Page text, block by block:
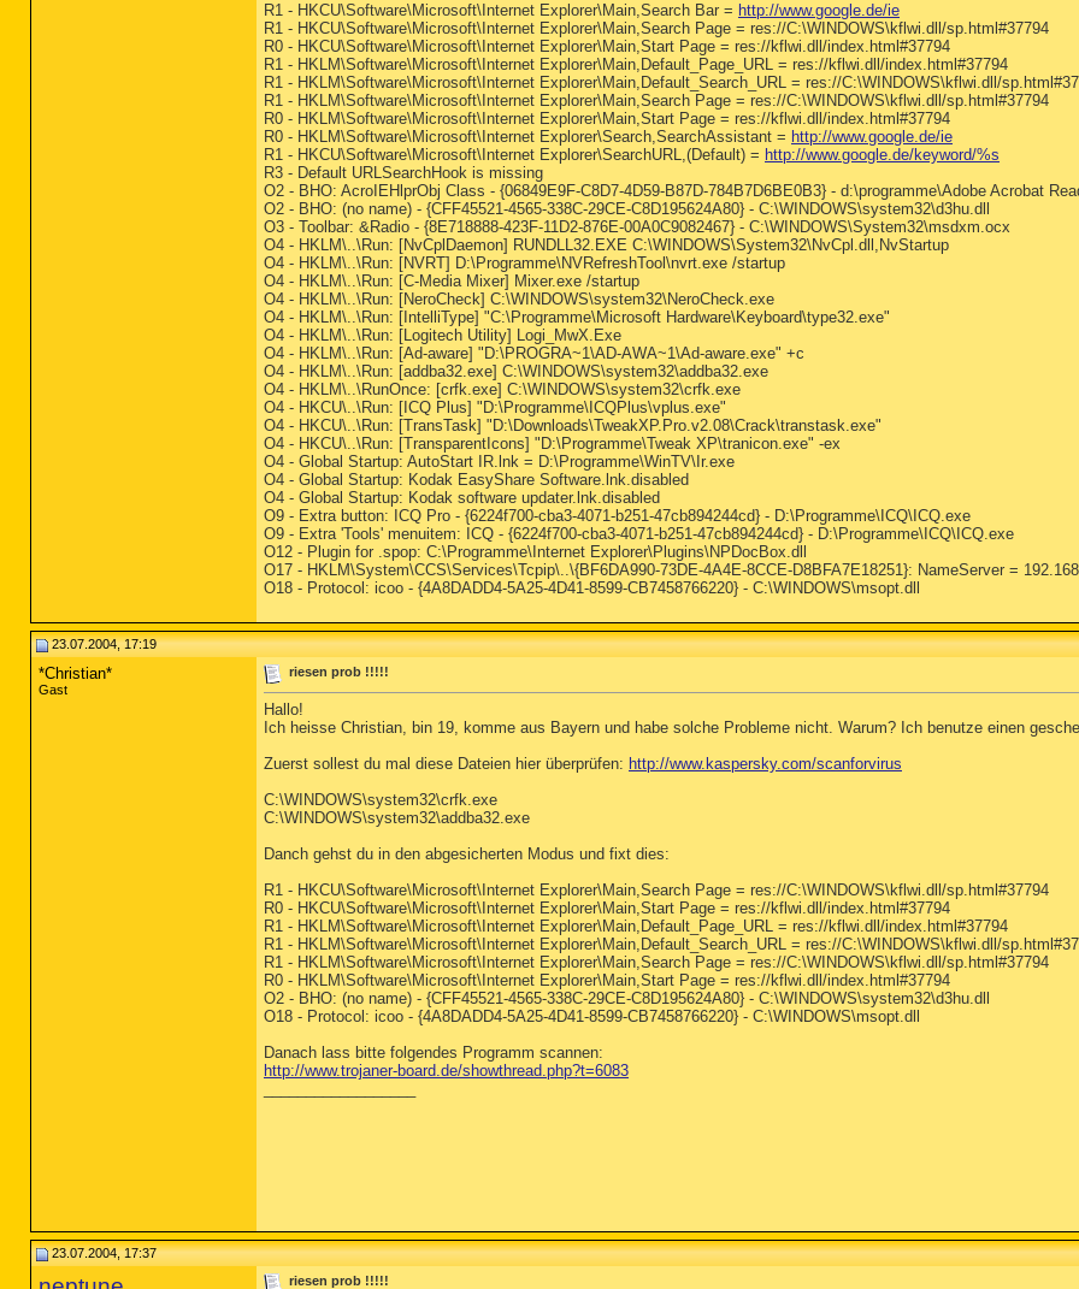
R1 - HKCU\Software\Microsoft\Internet Explorer\Main,Search Bar = http://www.google.de/ie
R1 - HKCU\Software\Microsoft\Internet Explorer\Main,Search Page = res://C:\WINDOWS\kflwi.dll/sp.html#37794
R0 - HKCU\Software\Microsoft\Internet Explorer\Main,Start Page = res://kflwi.dll/index.html#37794
R1 - HKLM\Software\Microsoft\Internet Explorer\Main,Default_Page_URL = res://kflwi.dll/index.html#37794
R1 - HKLM\Software\Microsoft\Internet Explorer\Main,Default_Search_URL = res://C:\WINDOWS\kflwi.dll/
R1 - HKLM\Software\Microsoft\Internet Explorer\Main,Search Page = res://C:\WINDOWS\kflwi.dll/sp.html#37794
R0 - HKLM\Software\Microsoft\Internet Explorer\Main,Start Page = res://kflwi.dll/index.html#37794
R0 - HKLM\Software\Microsoft\Internet Explorer\Search,SearchAssistant = http://www.google.de/ie
R1 - HKCU\Software\Microsoft\Internet Explorer\SearchURL,(Default) = http://www.google.de/keyword/%s
R3 - Default URLSearchHook is missing
O2 - BHO: AcroIEHlprObj Class - {06849E9F-C8D7-4D59-B87D-784B7D6BE0B3} - d:\programme\Adobe Acrobat
O2 - BHO: (no name) - {CFF45521-4565-338C-29CE-C8D195624A80} - C:\WINDOWS\system32\d3hu.dll
O3 - Toolbar: &Radio - {8E718888-423F-11D2-876E-00A0C9082467} - C:\WINDOWS\System32\msdxm.ocx
O4 - HKLM\..\Run: [NvCplDaemon] RUNDLL32.EXE C:\WINDOWS\System32\NvCpl.dll,NvStartup
O4 - HKLM\..\Run: [NVRT] D:\Programme\NVRefreshTool\nvrt.exe /startup
O4 - HKLM\..\Run: [C-Media Mixer] Mixer.exe /startup
O4 - HKLM\..\Run: [NeroCheck] C:\WINDOWS\system32\NeroCheck.exe
O4 - HKLM\..\Run: [IntelliType] "C:\Programme\Microsoft Hardware\Keyboard\type32.exe"
O4 - HKLM\..\Run: [Logitech Utility] Logi_MwX.Exe
O4 - HKLM\..\Run: [Ad-aware] "D:\PROGRA~1\AD-AWA~1\Ad-aware.exe" +c
O4 - HKLM\..\Run: [addba32.exe] C:\WINDOWS\system32\addba32.exe
O4 - HKLM\..\RunOnce: [crfk.exe] C:\WINDOWS\system32\crfk.exe
O4 - HKCU\..\Run: [ICQ Plus] "D:\Programme\ICQPlus\vplus.exe"
O4 - HKCU\..\Run: [TransTask] "D:\Downloads\TweakXP.Pro.v2.08\Crack\transtask.exe"
O4 - HKCU\..\Run: [TransparentIcons] "D:\Programme\Tweak XP\tranicon.exe" -ex
O4 - Global Startup: AutoStart IR.lnk = D:\Programme\WinTV\Ir.exe
O4 - Global Startup: Kodak EasyShare Software.lnk.disabled
O4 - Global Startup: Kodak software updater.lnk.disabled
O9 - Extra button: ICQ Pro - {6224f700-cba3-4071-b251-47cb894244cd} - D:\Programme\ICQ\ICQ.exe
O9 - Extra 'Tools' menuitem: ICQ - {6224f700-cba3-4071-b251-47cb894244cd} - D:\Programme\ICQ\ICQ.exe
O12 - Plugin for .spop: C:\Programme\Internet Explorer\Plugins\NPDocBox.dll
O17 - HKLM\System\CCS\Services\Tcpip\..\{BF6DA990-73DE-4A4E-8CCE-D8BFA7E18251}: NameServer =
O18 - Protocol: icoo - {4A8DADD4-5A25-4D41-8599-CB7458766220} - C:\WINDOWS\msopt.dll
23.07.2004, 17:19
*Christian*
Gast
riesen prob !!!!!
Hallo!
Ich heisse Christian, bin 19, komme aus Bayern und habe solche Probleme nicht. Warum? Ich benutze einen
Zuerst sollest du mal diese Dateien hier überprüfen: http://www.kaspersky.com/scanforvirus
C:\WINDOWS\system32\crfk.exe
C:\WINDOWS\system32\addba32.exe
Danch gehst du in den abgesicherten Modus und fixt dies:
R1 - HKCU\Software\Microsoft\Internet Explorer\Main,Search Page = res://C:\WINDOWS\kflwi.dll/sp.html#37794
R0 - HKCU\Software\Microsoft\Internet Explorer\Main,Start Page = res://kflwi.dll/index.html#37794
R1 - HKLM\Software\Microsoft\Internet Explorer\Main,Default_Page_URL = res://kflwi.dll/index.html#37794
R1 - HKLM\Software\Microsoft\Internet Explorer\Main,Default_Search_URL = res://C:\WINDOWS\kflwi.dll/
R1 - HKLM\Software\Microsoft\Internet Explorer\Main,Search Page = res://C:\WINDOWS\kflwi.dll/sp.html#37794
R0 - HKLM\Software\Microsoft\Internet Explorer\Main,Start Page = res://kflwi.dll/index.html#37794
O2 - BHO: (no name) - {CFF45521-4565-338C-29CE-C8D195624A80} - C:\WINDOWS\system32\d3hu.dll
O18 - Protocol: icoo - {4A8DADD4-5A25-4D41-8599-CB7458766220} - C:\WINDOWS\msopt.dll
Danach lass bitte folgendes Programm scannen:
http://www.trojaner-board.de/showthread.php?t=6083
23.07.2004, 17:37
riesen prob !!!!!